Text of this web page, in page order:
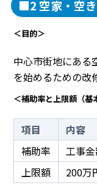
■2 空家・空
＜目的＞
中心市街地にある
を始めるための改
＜補助率と上限額（基
項目
内容
補助率
工事
上限額
200万